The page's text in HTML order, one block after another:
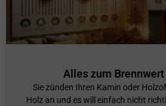
Alles zum
Sie zünden Ihren Kamin oder
Holz an und es will einfach nicht